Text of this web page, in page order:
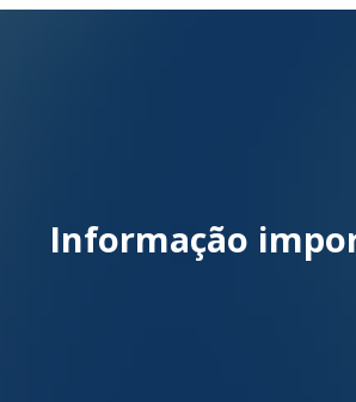
Informação